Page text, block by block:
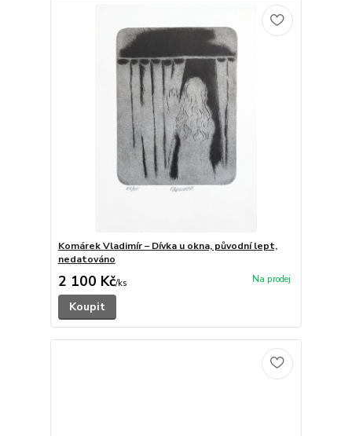
Komárek Vladimír – Dívka u okna, původní lept,
nedatováno
2 100 Kč/ks
Koupit